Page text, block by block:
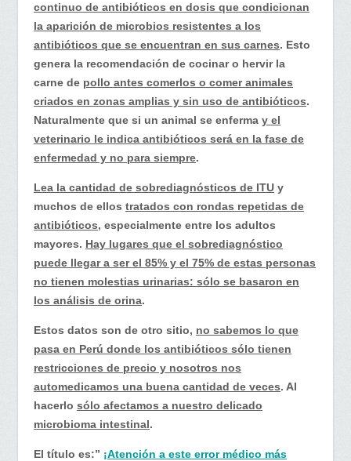
continuo de antibióticos en dosis que condicionan
la aparición de microbios resistentes a los
antibióticos que se encuentran en sus carnes. Esto
genera la recomendación de cocinar o hervir la
carne de pollo antes comerlos o comer animales
criados en zonas amplias y sin uso de antibióticos.
Naturalmente que si un animal se enferma y el
veterinario le indica antibióticos será en la fase de
enfermedad y no para siempre.
Lea la cantidad de sobrediagnósticos de ITU y
muchos de ellos tratados con rondas repetidas de
antibióticos, especialmente entre los adultos
mayores. Hay lugares que el sobrediagnóstico
puede llegar a ser el 85% y el 75% de estas personas
no tienen molestias urinarias: sólo se basaron en
los análisis de orina.
Estos datos son de otro sitio, no sabemos lo que
pasa en Perú donde los antibióticos sólo tienen
restricciones de precio y nosotros nos
automedicamos una buena cantidad de veces. Al
hacerlo sólo afectamos a nuestro delicado
microbioma intestinal.
El título es:” ¡Atención a este error médico más